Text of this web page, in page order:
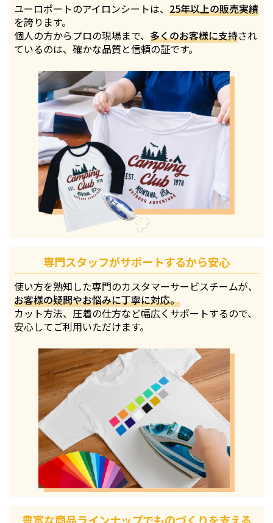
ユーロポートのアイロンシートは、25年以上の販売実績
を誇ります。
個人の方からプロの現場まで、多くのお客様に支持され
ているのは、確かな品質と信頼の証です。
専門スタッフがサポートするから安心
使い方を熟知した専門のカスタマーサービスチームが、
お客様の疑問やお悩みに丁寧に対応。
カット方法、圧着の仕方など幅広くサポートするので、
安心してご利用いただけます。